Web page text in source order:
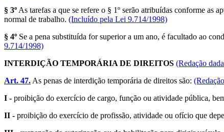
§ 3º As tarefas a que se refere o § 1º serão atribuídas conforme as
normal de trabalho. (Incluído pela Lei 9.714/1998)
§ 4º Se a pena substituída for superior a um ano, é facultado ao
9.714/1998)
INTERDIÇÃO TEMPORÁRIA DE DIREITOS (Redação
Art. 47. As penas de interdição temporária de direitos são:
I - proibição do exercício de cargo, função ou atividade pública,
II - proibição do exercício de profissão, atividade ou ofício que